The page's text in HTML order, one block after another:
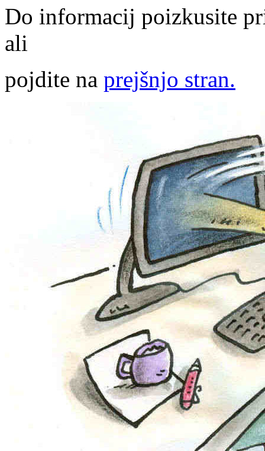
Do informacij poizkusite
ali
pojdite na prejšnjo stran.